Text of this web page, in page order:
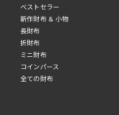
べストセラー
新作財布 & 小物
長財布
折財布
ミニ財布
コインパース
全ての財布